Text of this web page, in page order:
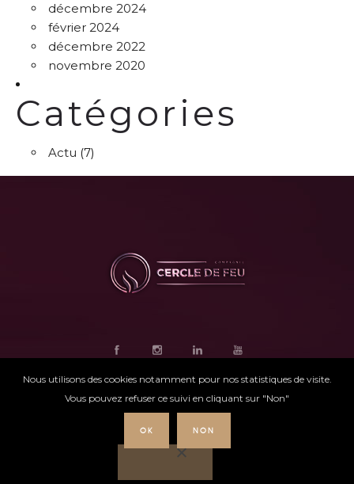
décembre 2024
février 2024
décembre 2022
novembre 2020
Catégories
Actu (7)
Nous utilisons des cookies notamment pour nos statistiques de visite.
Vous pouvez refuser ce suivi en cliquant sur "Non"
OK NON